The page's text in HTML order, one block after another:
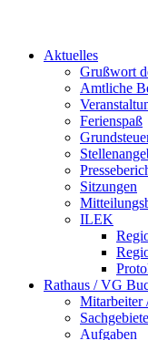
Aktuelles
Grußwort
Amtliche
Ferienspaß
Sitzungen
ILEK
Rathaus / VG
Mitarbeiter
Sachgebiete
Aufgaben